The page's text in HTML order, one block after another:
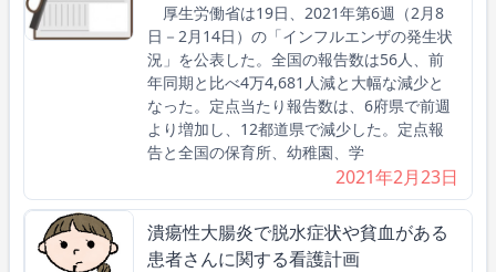
厚生労働省は19日、2021年第6週（2月8
日－2月14日）の「インフルエンザの発生状
況」を公表した。全国の報告数は56人、前
年同期と比べ4万4,681人減と大幅な減少と
なった。定点当たり報告数は、6府県で前週
より増加し、12都道県で減少した。定点報
告と全国の保育所、幼稚園、学
2021年2月23日
潰瘍性大腸炎で脱水症状や貧血がある
患者さんに関する看護計画